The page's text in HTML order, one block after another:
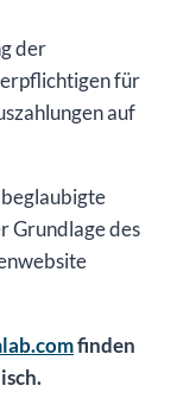
der
für
auf
Grundlage des
finden